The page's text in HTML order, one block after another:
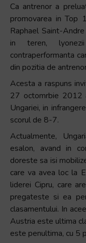
Ca antrenor a
promovarea in Top
Raphael Saint-
in teren,
contraperformanta
din pozitia de
Acesta a raspuns
27 octomrbie 2012
Ungariei, in
scorul de 8-7.
Actualmente,
esalon, avand in
doreste sa isi
care va avea loc la
liderei Cipru, care
pregateste si ea
clasamentului. In
Austria este ultima
este penultima, cu 5